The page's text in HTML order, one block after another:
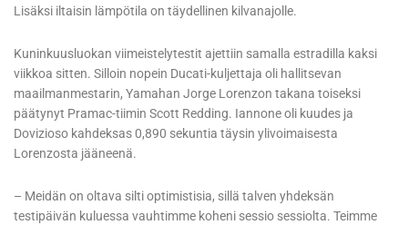
Lisäksi iltaisin lämpötila on täydellinen kilvanajolle.
Kuninkuusluokan viimeistelytestit ajettiin samalla estradilla kaksi
viikkoa sitten. Silloin nopein Ducati-kuljettaja oli hallitsevan
maailmanmestarin, Yamahan Jorge Lorenzon takana toiseksi
päätynyt Pramac-tiimin Scott Redding. Iannone oli kuudes ja
Dovizioso kahdeksas 0,890 sekuntia täysin ylivoimaisesta
Lorenzosta jääneenä.
– Meidän on oltava silti optimistisia, sillä talven yhdeksän
testipäivän kuluessa vauhtimme koheni sessio sessiolta. Teimme